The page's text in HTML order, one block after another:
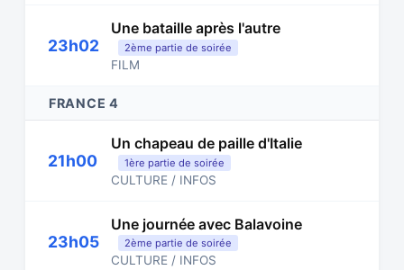
23h02
Une bataille après l'autre
2ème partie de soirée
FILM
FRANCE 4
21h00
Un chapeau de paille d'Italie
1ère partie de soirée
CULTURE / INFOS
23h05
Une journée avec Balavoine
2ème partie de soirée
CULTURE / INFOS